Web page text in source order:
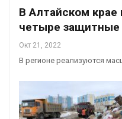
В Алтайском крае
четыре
Окт 21, 2022
В регионе реализуются